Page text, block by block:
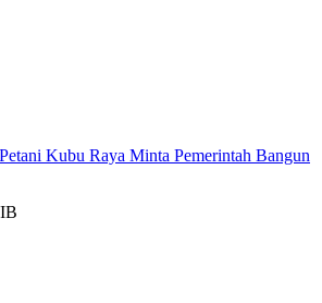
Kubu Raya Minta Pemerintah Bangun